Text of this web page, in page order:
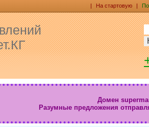
| На стартовую |
Домен
Разумные предложения